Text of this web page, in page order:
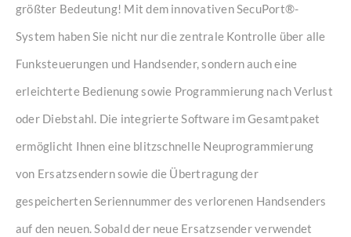
größter Bedeutung! Mit dem innovativen SecuPort®-
System haben Sie nicht nur die zentrale Kontrolle über alle
Funksteuerungen und Handsender, sondern auch eine
erleichterte Bedienung sowie Programmierung nach Verlust
oder Diebstahl. Die integrierte Software im Gesamtpaket
ermöglicht Ihnen eine blitzschnelle Neuprogrammierung
von Ersatzsendern sowie die Übertragung der
gespeicherten Seriennummer des verlorenen Handsenders
auf den neuen. Sobald der neue Ersatzsender verwendet